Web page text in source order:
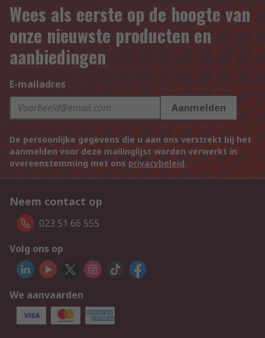
Wees als eerste op de hoogte van
onze nieuwste producten en
aanbiedingen
E-mailadres
Aanmelden
De persoonlijke gegevens die u aan ons verstrekt bij het
aanmelden voor deze mailinglijst worden verwerkt in
overeenstemming met ons privacybeleid.
Neem contact op
023 51 66 555
Volg ons op
We aanvaarden